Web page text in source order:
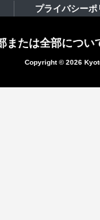
プライバシーポ
または全部につ
Copyright © 2026